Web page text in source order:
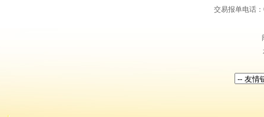
交易报单电话